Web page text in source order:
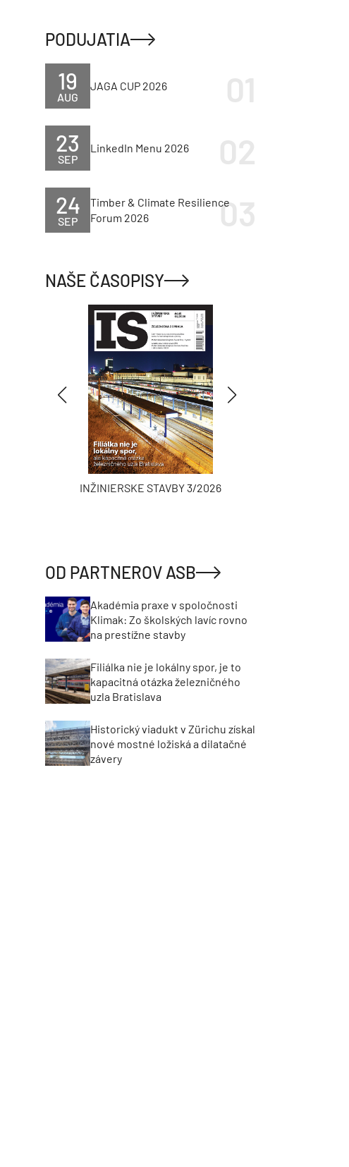
PODUJATIA
AUG
19 JAGA CUP 2026
SEP
23 LinkedIn Menu 2026
SEP
24
Timber & Climate Resilience
Forum 2026
NAŠE ČASOPISY
INŽINIERSKE STAVBY 3/2026
OD PARTNEROV ASB
Akadémia praxe v spoločnosti
Klimak: Zo školských lavíc rovno
na prestížne stavby
Filiálka nie je lokálny spor, je to
kapacitná otázka železničného
uzla Bratislava
Historický viadukt v Zürichu získal
nové mostné ložiská a dilatačné
závery